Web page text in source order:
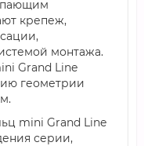
крепеж,
монтажа.
Grand Line
геометрии
mini Grand Line
серии,